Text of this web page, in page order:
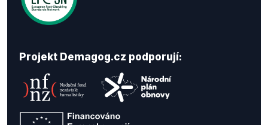
Projekt Demagog.cz podporují: